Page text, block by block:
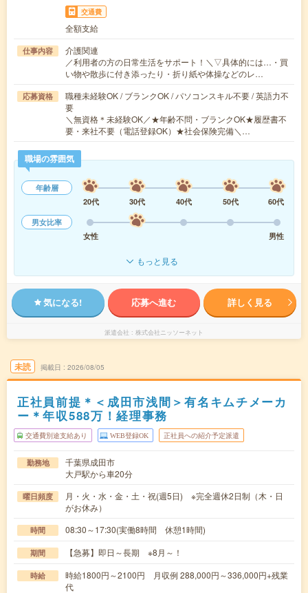
交通費
全額支給
仕事内容
介護関連
／利用者の方の日常生活をサポート！＼▽具体的には…・買
い物や散歩に付き添ったり・折り紙や体操などのレ…
応募資格
職種未経験OK / ブランクOK / パソコンスキル不要 / 英語力不
要
＼無資格＊未経験OK／★年齢不問・ブランクOK★履歴書不
要・来社不要（電話登録OK）★社会保険完備＼…
職場の雰囲気
年齢層
20代
30代 40代 50代
60代
男女比率
女性
男性
もっと見る
気になる! 応募へ進む 詳しく見る
派遣会社 株式会社ニッソーネット
未読 掲載日 2026/08/05
正社員前提＊＜成田市浅間＞有名キムチメーカ
ー＊年収588万！経理事務
交通費別途支給あり WEB登録OK 正社員への紹介予定派遣
勤務地
千葉県成田市
大戸駅から車20分
曜日頻度
月・火・水・金・土・祝(週5日) ※完全週休2日制（木・日
がお休み）
時間 08:30～17:30(実働8時間 休憩1時間)
期間 【急募】即日～長期 ※8月～！
時給
時給1800円～2100円 月収例 288,000円～336,000円+残業
代